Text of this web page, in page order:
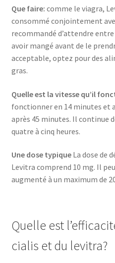
Que faire: comme le viagra,
consommé conjointement
recommandé d’attendre
avoir mangé avant de le
acceptable, optez pour des
gras.
Quelle est la vitesse qu’il
fonctionner en 14 minutes et
après 45 minutes. Il continue
quatre à cinq heures.
Une dose typique La dose de
Levitra comprend 10 mg. Il
augmenté à un maximum de
Quelle est
cialis et du levitra?